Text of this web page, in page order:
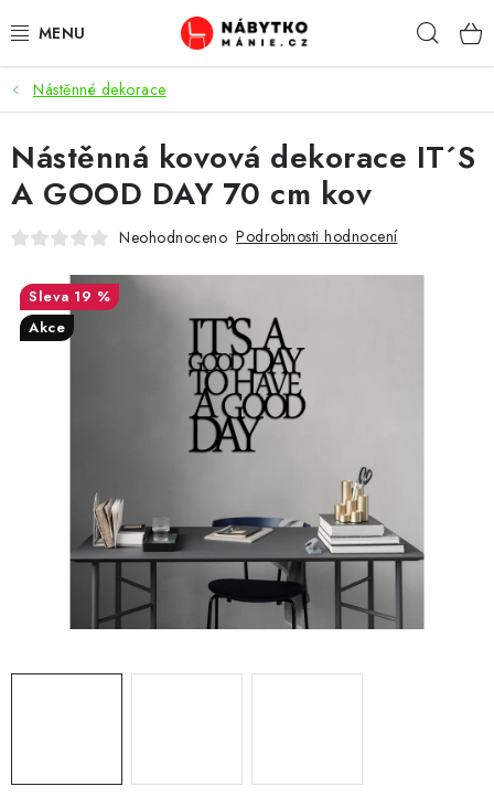
na
OBÝVACÍ POKOJ
KUCHYŇ A JÍDELNA
LOŽNICE
KANCELÁŘ / PRACOVNA
CHOVATELSKÉ POTŘEBY
DOPLŇKY A DEKORACE
OSTATNÍ
VÝPRODEJ
Nástěnné dekorace
Nástěnná kovová dekorace IT´S
A GOOD DAY 70 cm kov
Neohodnoceno Podrobnosti hodnocení
19 %
Akce